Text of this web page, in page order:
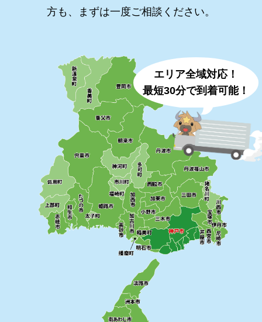
方も、まずは一度ご相談ください。
エリア全域対応！
最短30分で到着可能！